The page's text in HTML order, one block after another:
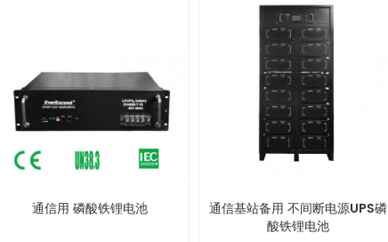
OPzV电池在20°C下可存放长达2年也
无需补充电。1
需求增长进行扩展。它的强大性能保
证了不间断的供电，非常适用于数据
中心和对电力稳定性要求高的应用场
景。
通信用 磷酸铁锂电池
通信基站备用 不间断电源UPS磷
酸铁锂电池